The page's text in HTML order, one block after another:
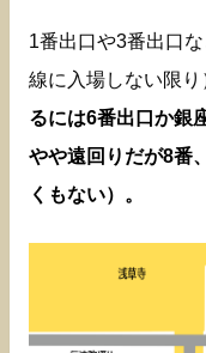
1番出口や3番出口
線に入場しない限り
るには6番出口か銀
やや遠回りだが8番
くもない）。